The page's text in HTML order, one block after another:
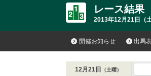
レース結果
2013年12月21日（
開催お知らせ 出馬
12月21日 （土曜）